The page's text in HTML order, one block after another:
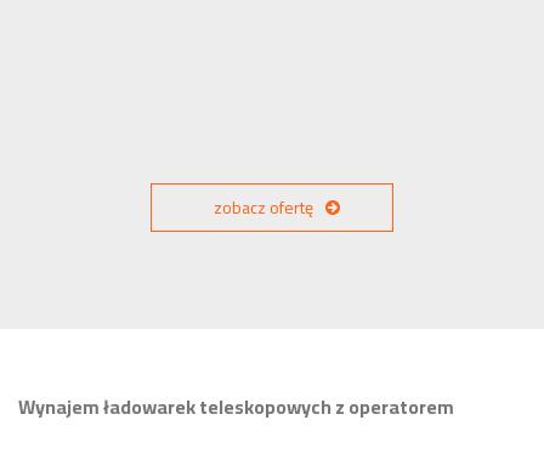
zobacz ofertę
Wynajem ładowarek teleskopowych z operatorem